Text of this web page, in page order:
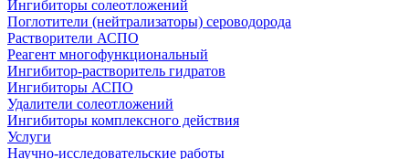
Ингибиторы солеотложений
Поглотители (нейтрализаторы) сероводорода
Растворители АСПО
Реагент многофункциональный
Ингибитор-растворитель гидратов
Ингибиторы АСПО
Удалители солеотложений
Ингибиторы комплексного действия
Услуги
Научно-исследовательские работы